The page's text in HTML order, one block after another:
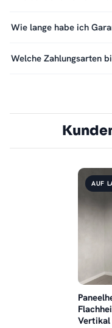
Wie lange habe ich
Welche Zahlungsarten
AUF